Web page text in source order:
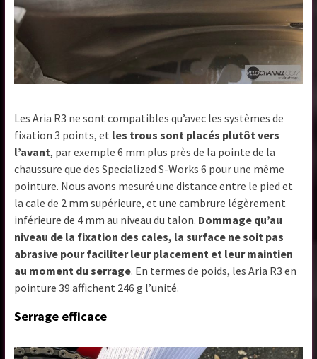
Les Aria R3 ne sont compatibles qu’avec les systèmes de
fixation 3 points, et les trous sont placés plutôt vers
l’avant, par exemple 6 mm plus près de la pointe de la
chaussure que des Specialized S-Works 6 pour une même
pointure. Nous avons mesuré une distance entre le pied et
la cale de 2 mm supérieure, et une cambrure légèrement
inférieure de 4 mm au niveau du talon. Dommage qu’au
niveau de la fixation des cales, la surface ne soit pas
abrasive pour faciliter leur placement et leur maintien
au moment du serrage. En termes de poids, les Aria R3 en
pointure 39 affichent 246 g l’unité.
Serrage efficace